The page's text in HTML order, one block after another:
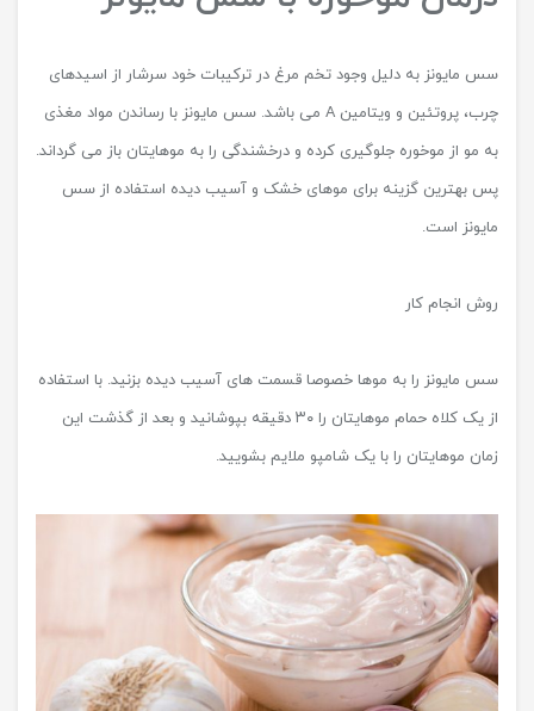
سس مایونز به دلیل وجود تخم مرغ در ترکیبات خود سرشار از اسیدهای
چرب، پروتئین و ویتامین A می باشد. سس مایونز با رساندن مواد مغذی
به مو از موخوره جلوگیری کرده و درخشندگی را به موهایتان باز می گرداند.
پس بهترین گزینه برای موهای خشک و آسیب دیده استفاده از سس
مایونز است.‏
روش انجام کار
سس مایونز را به موها خصوصا قسمت های آسیب دیده بزنید. با استفاده
از یک کلاه حمام موهایتان را ۳۰ دقیقه بپوشانید و بعد از گذشت این
زمان موهایتان را با یک شامپو ملایم بشویید.